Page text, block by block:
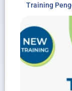
Training